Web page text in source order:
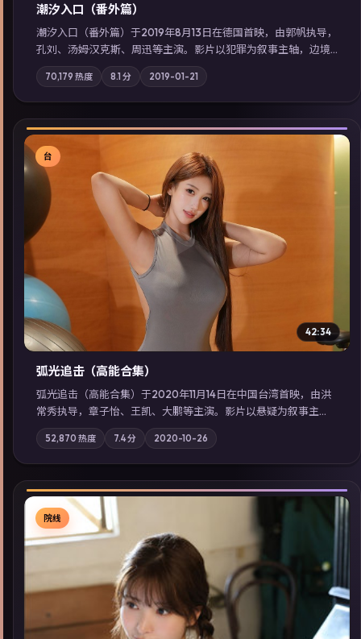
潮汐入口（番外篇）
潮汐入口（番外篇）于2019年8月13日在德国首映，由郭帆执导，
孔刘、汤姆·汉克斯、周迅等主演。影片以犯罪为叙事主轴，边境
小镇的平静被一封匿名信彻底打破；摄影与配乐强化地域气质；
站内亦可通过「国产免费观看高清电视剧在线看」延展检索同类
型高分佳作，畅享高清在线追剧体验。
70,179 热度 8.1分 2019-01-21
▶
台
42:34
弧光追击（高能合集）
弧光追击（高能合集）于2020年11月14日在中国台湾首映，由洪
常秀执导，章子怡、王凯、大鹏等主演。影片以悬疑为叙事主
轴，科技与人性的边界在实验事故后逐渐模糊；摄影与配乐强化
地域气质；站内亦可通过「国产免费观看高清电视剧在线看」延
展检索同类型高分佳作，畅享高清在线追剧体验。
52,870 热度 7.4分 2020-10-26
院线